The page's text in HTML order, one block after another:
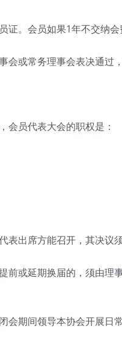
会员如果1年不交纳会
或常务理事会表决通过，
员代表大会的职权是：
席方能召开，其决议须
或延期换届的，须由理
间领导本协会开展日常